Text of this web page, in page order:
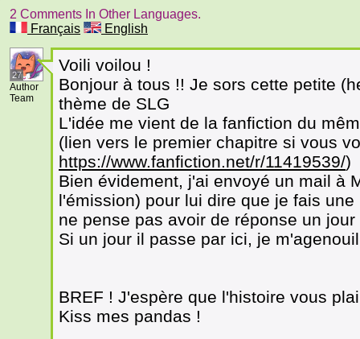
2 Comments In Other Languages.
Français
English
27
Author
Team
Voili voilou !
Bonjour à tous !! Je sors cette petite
thème de SLG
L'idée me vient de la fanfiction du
(lien vers le premier chapitre si vous
https://www.fanfiction.net/r/11419539/)
Bien évidement, j'ai envoyé un mail à
l'émission) pour lui dire que je fais
ne pense pas avoir de réponse un jour
Si un jour il passe par ici, je
BREF ! J'espère que l'histoire vous
Kiss mes pandas !